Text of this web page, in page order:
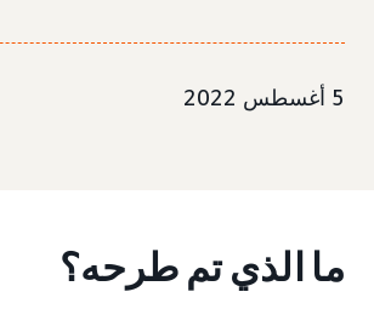
5 أغسطس 2022
ما الذي تم طرحه؟